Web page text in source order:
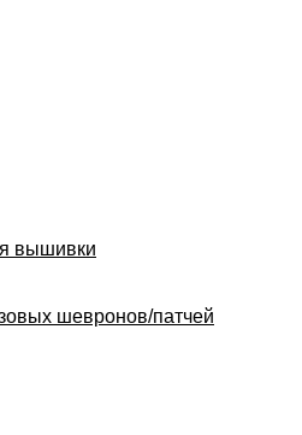
вышивки
шевронов/патчей